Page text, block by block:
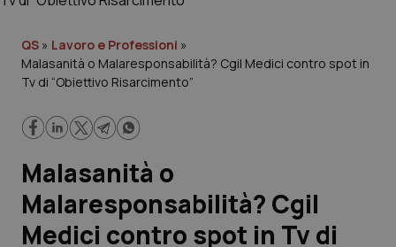
Governo e Parlamento
Regioni e Asl
Lavoro e Professioni
Scienza e Farmaci
QS » Lavoro e Professioni »
Malasanità o Malaresponsabilità? Cgil Medici contro spot in
Tv di “Obiettivo Risarcimento”
Malasanità o
Malaresponsabilità? Cgil
Medici contro spot in Tv di